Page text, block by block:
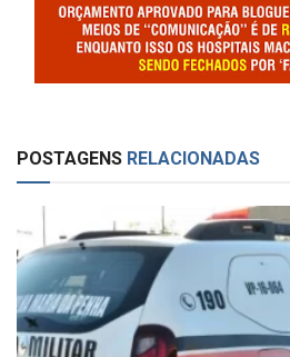
POSTAGENS RELACIONADAS